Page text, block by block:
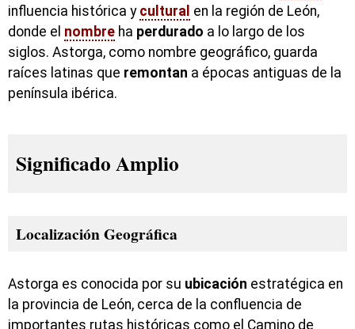
influencia histórica y cultural en la región de León,
donde el nombre ha perdurado a lo largo de los
siglos. Astorga, como nombre geográfico, guarda
raíces latinas que remontan a épocas antiguas de la
península ibérica.
Significado Amplio
Localización Geográfica
Astorga es conocida por su ubicación estratégica en
la provincia de León, cerca de la confluencia de
importantes rutas históricas como el Camino de